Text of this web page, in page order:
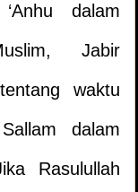
dalam
Jabir
waktu
dalam
Rasulullah